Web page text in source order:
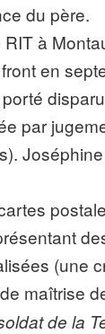
du père.
à
en
par
(une
maîtrise
de la